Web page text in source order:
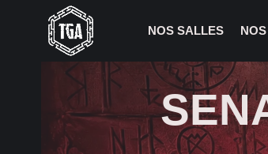
NOS SALLES